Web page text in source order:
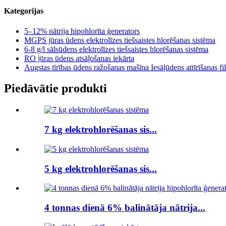
Kategorijas
5–12% nātrija hipohlorīta ģenerators
MGPS jūras ūdens elektrolīzes tiešsaistes hlorēšanas sistēma
6-8 g/l sālsūdens elektrolīzes tiešsaistes hlorēšanas sistēma
RO jūras ūdens atsāļošanas iekārta
Augstas tīrības ūdens ražošanas mašīna Iesāļūdens attīrīšanas
Piedāvātie produkti
7 kg elektrohlorēšanas sis...
5 kg elektrohlorēšanas sis...
4 tonnas dienā 6% balinātāja nātrija...